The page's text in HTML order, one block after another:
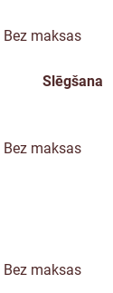
Bez maksas
Slēgšana
Bez maksas
Bez maksas